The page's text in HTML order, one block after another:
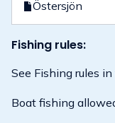
Östersjön
Fishing rules:
See Fishing rules
Boat fishing